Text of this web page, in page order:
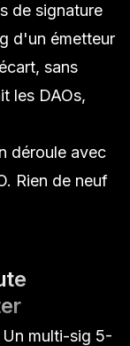
de signature
d'un émetteur
sans
les DAOs,
déroule avec
Rien de neuf
Un multi-sig 5-